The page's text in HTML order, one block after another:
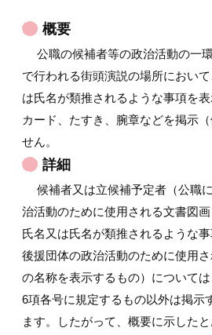
概要
公職の候補者等の政治活動の一
で行われる街頭演説の場所におい
は氏名が類推されるような事項を
カード、たすき、腕章などを掲示
せん。
詳細
候補者又は立候補予定者（公職
治活動のために使用される文書図
氏名又は氏名が類推されるような
後援団体の政治活動のために使用
の名称を表示するもの）について
6項各号に規定するもの以外は掲示
ます。したがって、概要に示した